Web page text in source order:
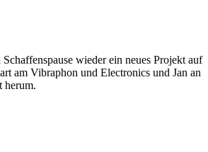
wieder ein neues Projekt auf
am Vibraphon und Electronics und Jan an
herum.